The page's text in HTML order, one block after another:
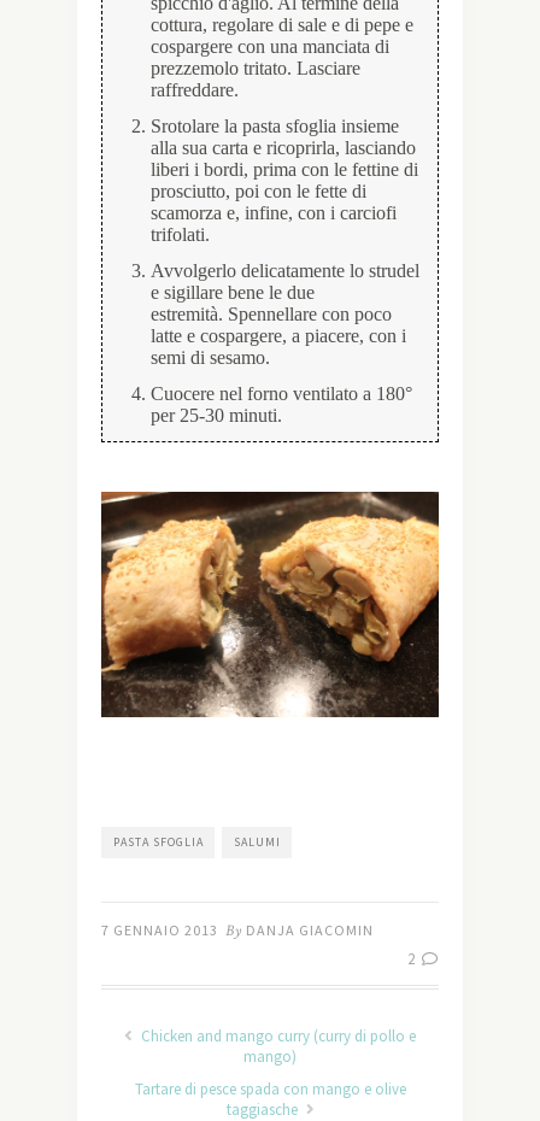
cottura, regolare di sale e di pepe e
cospargere con una manciata di
prezzemolo tritato. Lasciare
raffreddare.
Srotolare la pasta sfoglia insieme
alla sua carta e ricoprirla, lasciando
liberi i bordi, prima con le fettine di
prosciutto, poi con le fette di
scamorza e, infine, con i carciofi
trifolati.
Avvolgerlo delicatamente lo strudel
e sigillare bene le due
estremità. Spennellare con poco
latte e cospargere, a piacere, con i
semi di sesamo.
Cuocere nel forno ventilato a 180°
per 25-30 minuti.
PASTA SFOGLIA SALUMI
7 GENNAIO 2013 By DANJA GIACOMIN
2
Chicken and mango curry (curry di pollo e
mango)
Tartare di pesce spada con mango e olive
taggiasche